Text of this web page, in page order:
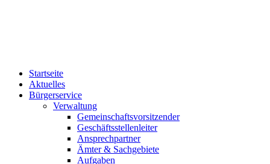
Startseite
Aktuelles
Bürgerservice
Verwaltung
Gemeinschaftsvorsitzender
Geschäftsstellenleiter
Ansprechpartner
Ämter & Sachgebiete
Aufgaben